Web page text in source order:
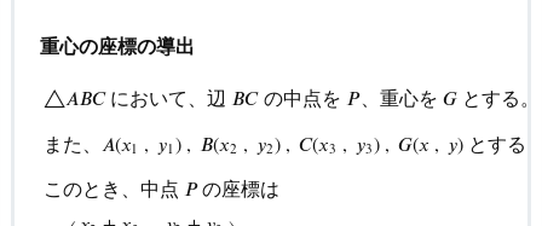
重心の座標の導出
△𝐴𝐵𝐶において、辺 𝐵𝐶の中点を 𝑃、重心を 𝐺とする。
また、 𝐴(𝑥1 , 𝑦1) , 𝐵(𝑥2 , 𝑦2) , 𝐶(𝑥3 , 𝑦3) , 𝐺(𝑥 , 𝑦)とする
このとき、中点 𝑃の座標は